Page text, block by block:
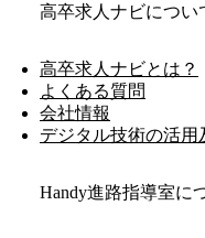
高卒求人ナビについ
高卒求人ナビとは？
よくある質問
会社情報
デジタル技術の活
Handy進路指導室に